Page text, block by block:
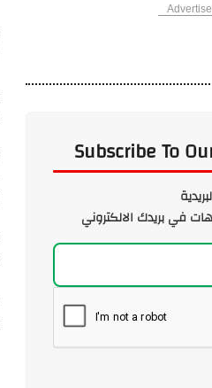
Subscribe To
في بريدك الالكتروني